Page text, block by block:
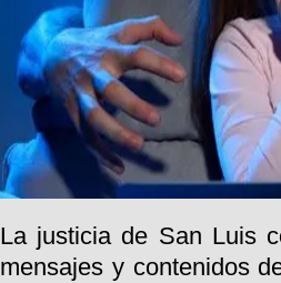
La justicia de San Luis
mensajes y contenidos